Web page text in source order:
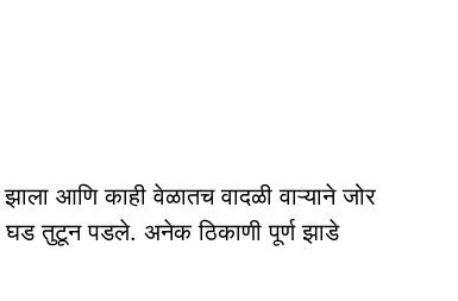
आणि काही वेळातच वादळी वाऱ्याने जोर
घड तुटून पडले. अनेक ठिकाणी पूर्ण झाडे